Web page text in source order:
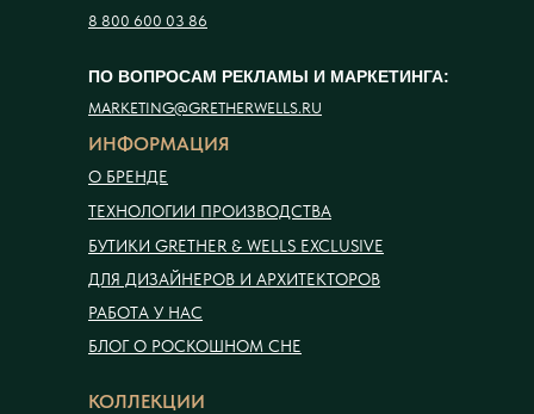
ИНФОРМАЦИЯ
О БРЕНДЕ
ТЕХНОЛОГИИ ПРОИЗВОДСТВА
БУТИКИ GRETHER & WELLS EXCLUSIVE
ДЛЯ ДИЗАЙНЕРОВ И АРХИТЕКТОРОВ
РАБОТА У НАС
БЛОГ О РОСКОШНОМ СНЕ
КОЛЛЕКЦИИ
8 800 600 03 86
ПО ВОПРОСАМ РЕКЛАМЫ И МАРКЕТИНГА:
MARKETING@GRETHERWELLS.RU